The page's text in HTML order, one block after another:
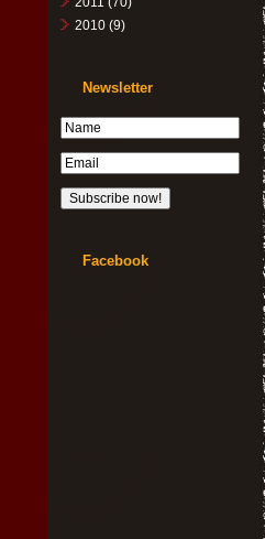
2010 (9)
Newsletter
Facebook